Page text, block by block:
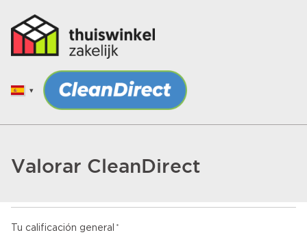
Valorar CleanDirect
Tu calificación general